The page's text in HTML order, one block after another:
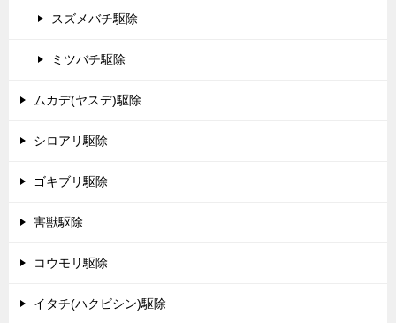
スズメバチ駆除
ミツバチ駆除
ムカデ(ヤスデ)駆除
シロアリ駆除
ゴキブリ駆除
害獣駆除
コウモリ駆除
イタチ(ハクビシン)駆除